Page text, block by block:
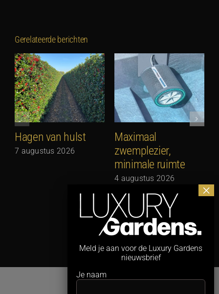
Gerelateerde berichten
Hagen van hulst
7 augustus 2026
Maximaal
zwemplezier,
minimale ruimte
4 augustus 2026
Meld je aan voor de Luxury Gardens
nieuwsbrief
Je naam